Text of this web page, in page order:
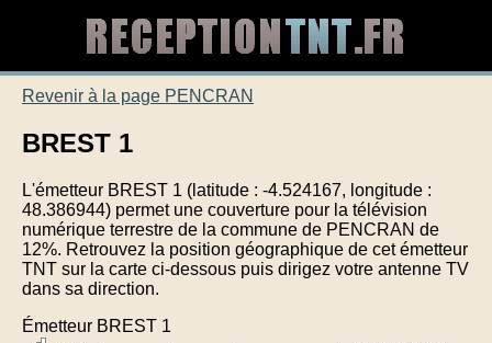
Revenir à la page PENCRAN
BREST 1
L'émetteur BREST 1 (latitude : -4.524167, longitude :
48.386944) permet une couverture pour la télévision
numérique terrestre de la commune de PENCRAN de
12%. Retrouvez la position géographique de cet émetteur
TNT sur la carte ci-dessous puis dirigez votre antenne TV
dans sa direction.
Émetteur BREST 1